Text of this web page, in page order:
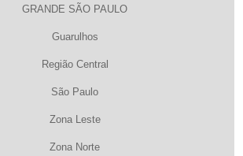
GRANDE SÃO PAULO
Guarulhos
Região Central
São Paulo
Zona Leste
Zona Norte